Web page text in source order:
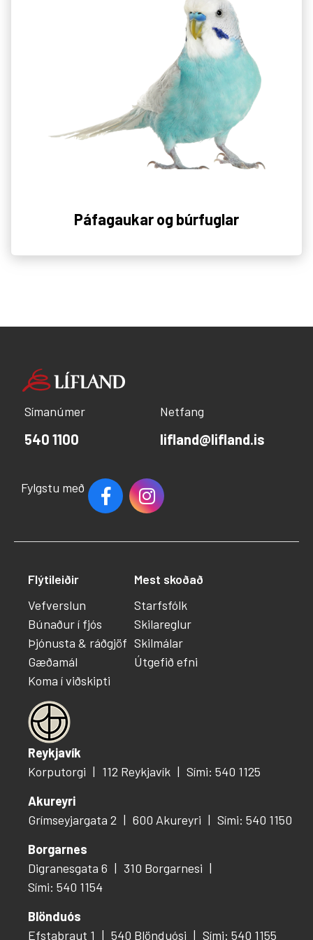
Páfagaukar og búrfuglar
Símanúmer
540 1100
Netfang
lifland@lifland.is
Fylgstu með
Reykjavík
Korputorgi
112 Reykjavík
Sími: 540 1125
Akureyri
Grímseyjargata 2
600 Akureyri
Sími: 540 1150
Borgarnes
Digranesgata 6
310 Borgarnesi
Sími: 540 1154
Blönduós
Efstabraut 1
540 Blönduósi Sími: 540 1155
Flýtileiðir
Vefverslun
Búnaður í fjós
Þjónusta & ráðgjöf
Gæðamál
Koma í viðskipti
Mest skoðað
Starfsfólk
Skilareglur
Skilmálar
Útgefið efni